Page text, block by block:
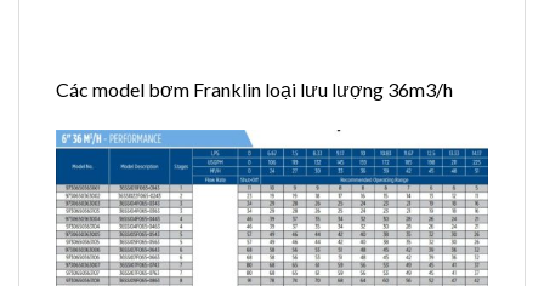
Các model bơm Franklin loại lưu lượng 36m3/h